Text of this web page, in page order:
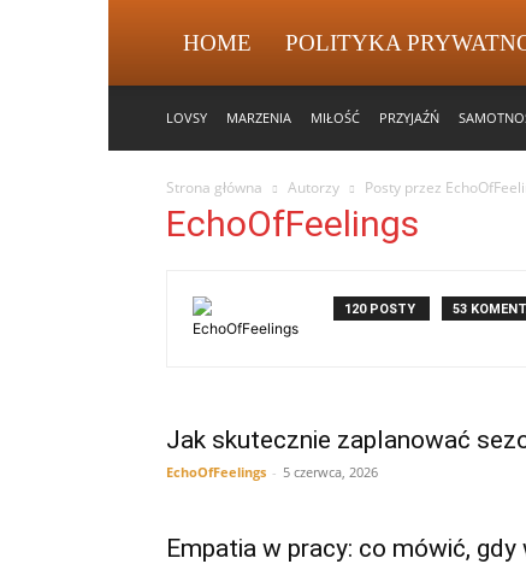
HOME POLITYKA
LOVSY MARZENIA MIŁOŚĆ PRZYJAŹŃ
Strona główna Autorzy Posty przez
EchoOfFeelings
120 POSTY 53
Jak skutecznie zaplanować
EchoOfFeelings - 5 czerwca, 2026
Empatia w pracy: co mówić,